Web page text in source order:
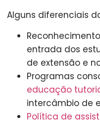
Alguns diferenciais
entrada dos
de extensão e
Programas
educação
intercâmbio de
Política de